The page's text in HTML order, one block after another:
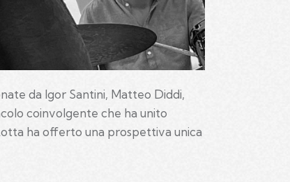
da Igor Santini, Matteo Diddi,
coinvolgente che ha unito
ha offerto una prospettiva unica